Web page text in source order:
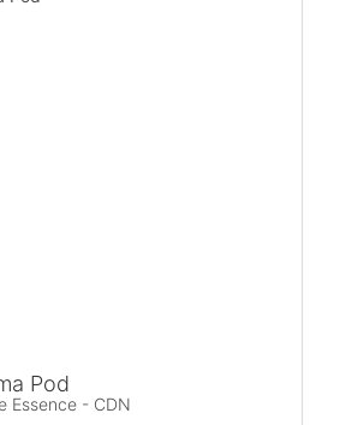
Pod
Essence - CDN